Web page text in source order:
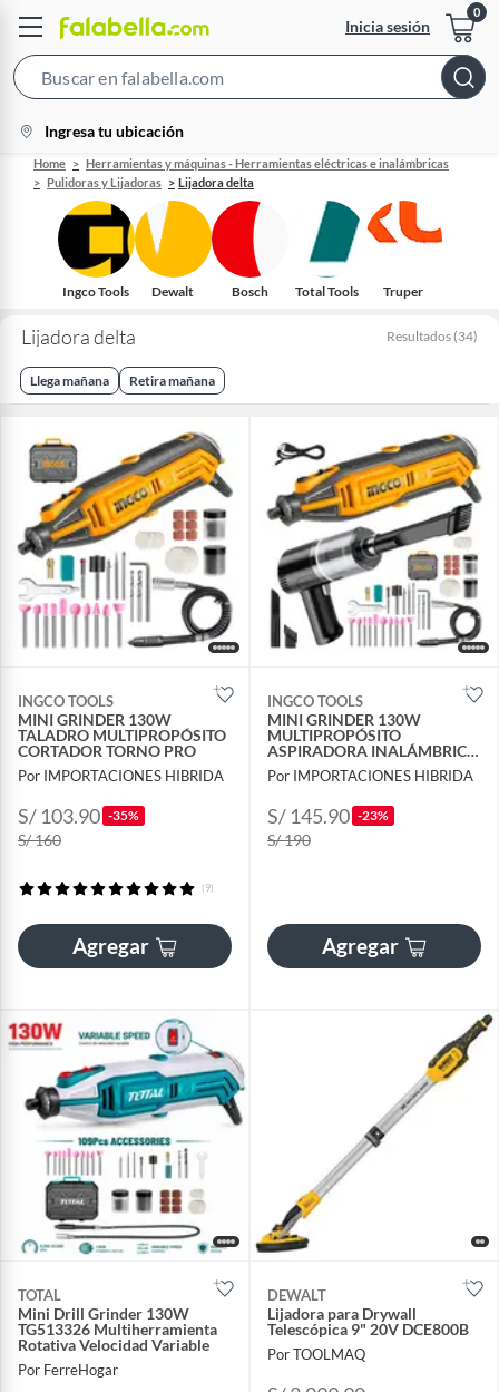
Inicia sesión
Bar
location-
icon
Ingresa tu ubicación
Home
Herramientas y máquinas - Herramientas eléctricas e inalámbricas
Pulidoras y Lijadoras
Lijadora delta
Ingco Tools Dewalt Bosch Total Tools Truper
Lijadora delta Resultados (34)
Llega mañana Retira mañana
INGCO TOOLS
MINI GRINDER 130W
TALADRO MULTIPROPÓSITO
CORTADOR TORNO PRO
Por IMPORTACIONES HIBRIDA
S/ 103.90 -35%
S/ 160
(9)
Agregar
INGCO TOOLS
MINI GRINDER 130W
MULTIPROPÓSITO
ASPIRADORA INALÁMBRICA
- COMBO
Por IMPORTACIONES HIBRIDA
S/ 145.90 -23%
S/ 190
Agregar
TOTAL
Mini Drill Grinder 130W
TG513326 Multiherramienta
Rotativa Velocidad Variable
Por FerreHogar
DEWALT
Lijadora para Drywall
Telescópica 9" 20V DCE800B
Por TOOLMAQ